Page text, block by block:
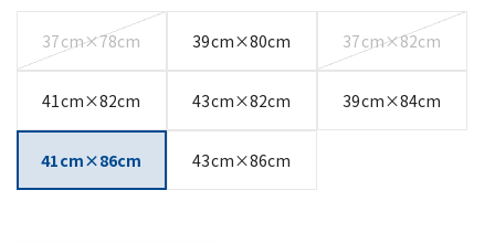
37cm×78cm 39cm×80cm 37cm×82cm
41cm×82cm 43cm×82cm 39cm×84cm
41cm×86cm 43cm×86cm